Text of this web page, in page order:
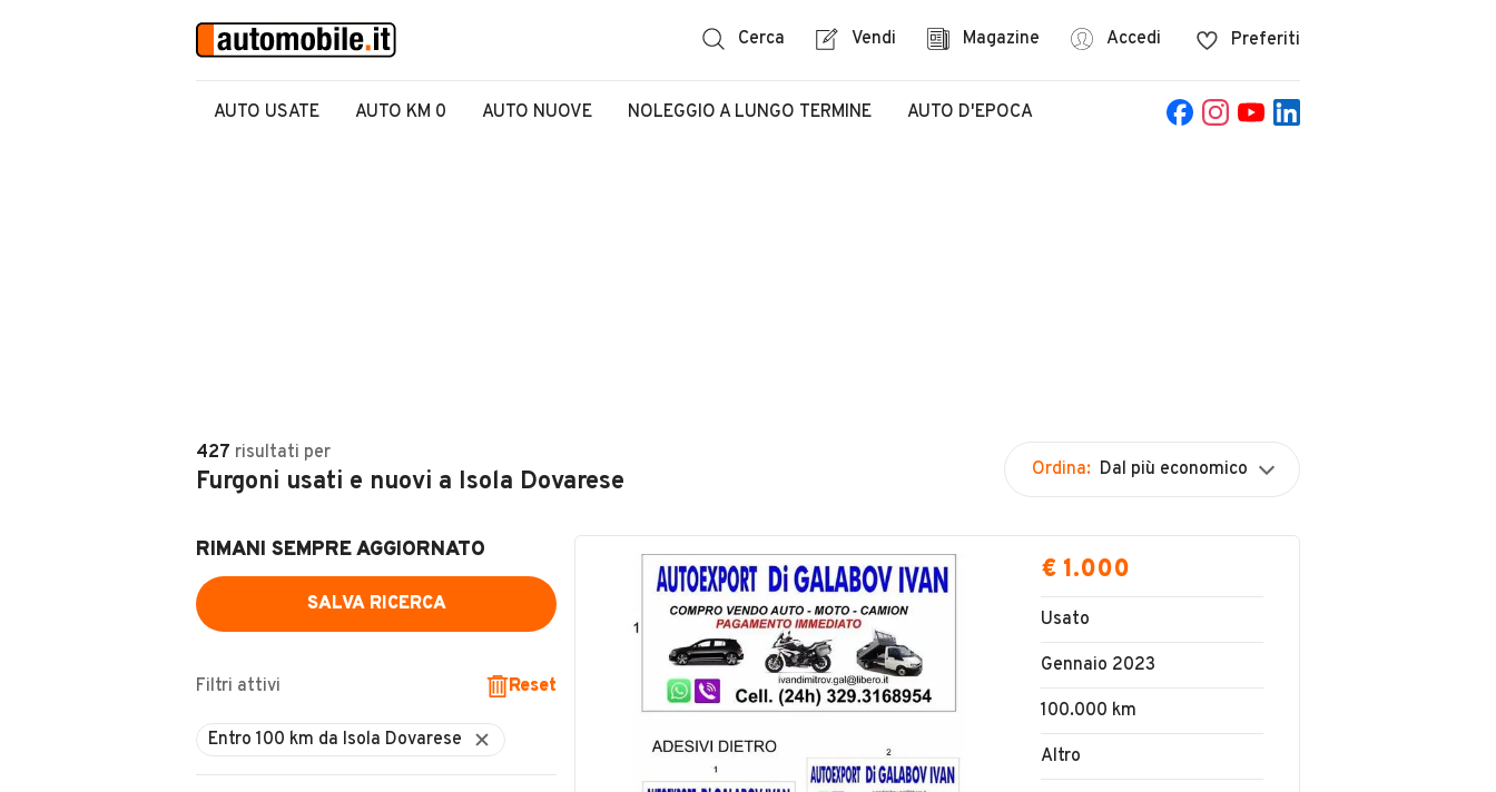
Cerca Vendi Magazine Accedi Preferiti
AUTO USATE AUTO KM 0 AUTO NUOVE NOLEGGIO A LUNGO TERMINE AUTO D'EPOCA
427 risultati per
Furgoni usati e nuovi a Isola Dovarese Ordina: Dal più economico
RIMANI SEMPRE AGGIORNATO
SALVA RICERCA
Filtri attivi Reset
Entro 100 km da Isola Dovarese